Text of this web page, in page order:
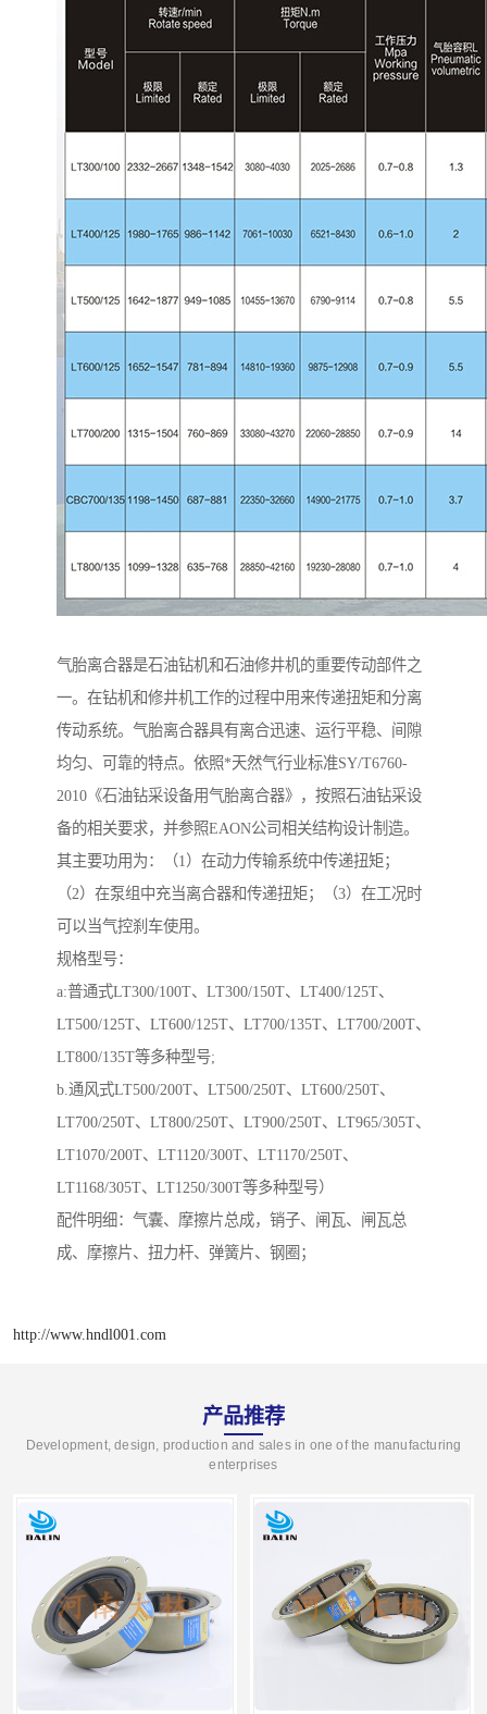
气胎离合器是石油钻机和石油修井机的重要传动部件之
一。在钻机和修井机工作的过程中用来传递扭矩和分离
传动系统。气胎离合器具有离合迅速、运行平稳、间隙
均匀、可靠的特点。依照*天然气行业标准SY/T6760-
2010《石油钻采设备用气胎离合器》，按照石油钻采设
备的相关要求，并参照EAON公司相关结构设计制造。
其主要功用为：（1）在动力传输系统中传递扭矩；
（2）在泵组中充当离合器和传递扭矩；（3）在工况时
可以当气控刹车使用。
规格型号：
a:普通式LT300/100T、LT300/150T、LT400/125T、
LT500/125T、LT600/125T、LT700/135T、LT700/200T、
LT800/135T等多种型号;
b.通风式LT500/200T、LT500/250T、LT600/250T、
LT700/250T、LT800/250T、LT900/250T、LT965/305T、
LT1070/200T、LT1120/300T、LT1170/250T、
LT1168/305T、LT1250/300T等多种型号）
配件明细：气囊、摩擦片总成，销子、闸瓦、闸瓦总
成、摩擦片、扭力杆、弹簧片、钢圈；
http://www.hndl001.com
产品推荐
Development, design, production and sales in one of the manufacturing
enterprises